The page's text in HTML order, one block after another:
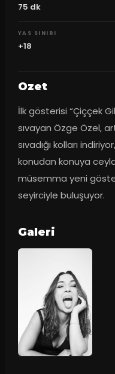
75 dk
YAS SINIRI
+18
Ozet
İlk gösterisi “Çiççek
sıvayan Özge Özel,
sıvadığı kolları
konudan konuya
müsemma yeni
seyirciyle buluşuyor.
Galeri